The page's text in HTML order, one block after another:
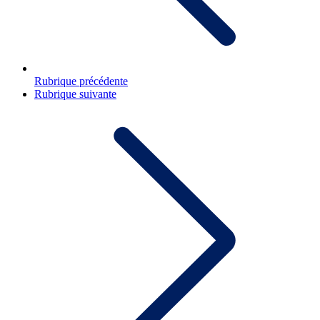
Rubrique précédente
Rubrique suivante